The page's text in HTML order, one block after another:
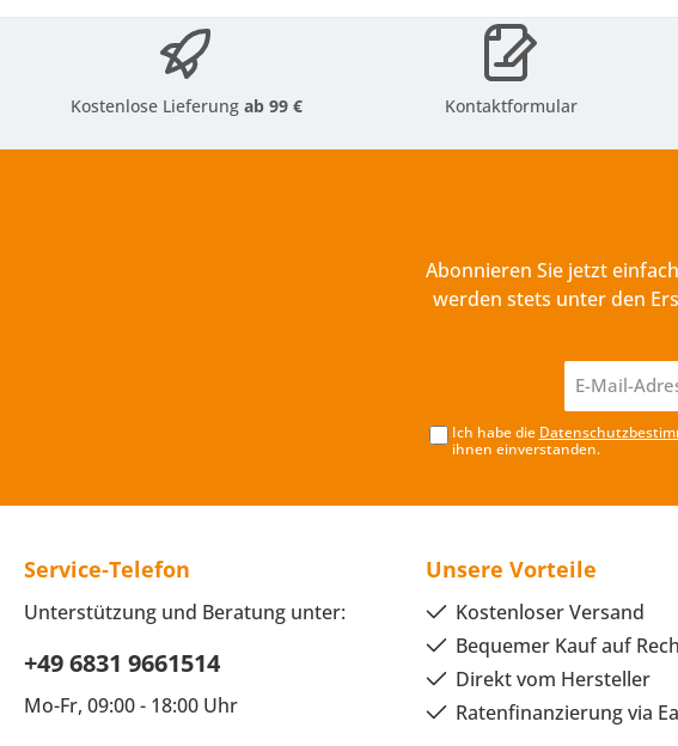
Kostenlose Lieferungab 99 € Kontaktformular
Abonnieren Sie jetzt
werden stets unter den
Ich habe die
ihnen einverstanden.
Service-Telefon
Unterstützung und Beratung unter:
+49 6831 9661514
Mo-Fr, 09:00 - 18:00 Uhr
Unsere Vorteile
Kostenloser Versand
Bequemer Kauf auf
Direkt vom Hersteller
Ratenfinanzierung via